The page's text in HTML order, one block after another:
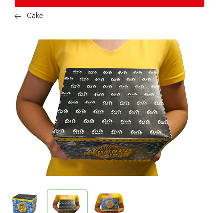
Cake